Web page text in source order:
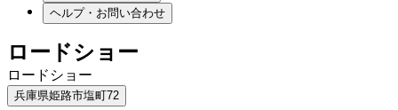
ヘルプ・お問い合わせ
ロードショー
ロードショー
兵庫県姫路市塩町72